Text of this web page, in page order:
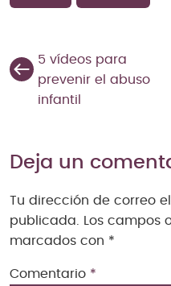
5 vídeos para
prevenir el abuso
infantil
Deja un
Tu dirección de correo
publicada.
Los campos
marcados con *
Comentario *